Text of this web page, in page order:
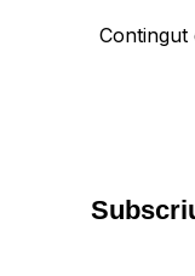
Contingut